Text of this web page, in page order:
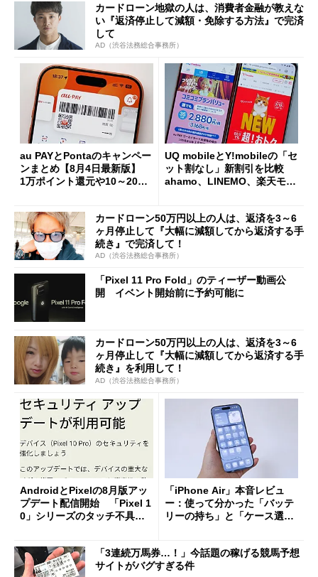
カードローン地獄の人は、消費者金融が教えな
い『返済停止して減額・免除する方法』で完済
して
AD（渋谷法務総合事務所）
au PAYとPontaのキャンペー
ンまとめ【8月4日最新版】
1万ポイント還元や10～20％
UQ mobileとY!mobileの「セ
ット割なし」新割引を比較
ahamo、LINEMO、楽天モバ
カードローン50万円以上の人は、返済を3～6
ヶ月停止して『大幅に減額してから返済する手
続き』で完済して！
AD（渋谷法務総合事務所）
「Pixel 11 Pro Fold」のティーザー動画公
開 イベント開始前に予約可能に
カードローン50万円以上の人は、返済を3～6
ヶ月停止して『大幅に減額してから返済する手
続き』を利用して！
AD（渋谷法務総合事務所）
AndroidとPixelの8月版アッ
プデート配信開始 「Pixel 1
0」シリーズのタッチ不具合
「iPhone Air」本音レビュ
ー：使って分かった「バッテ
リーの持ち」と「ケース選
「3連続万馬券…！」今話題の稼げる競馬予想
サイトがバグすぎる件